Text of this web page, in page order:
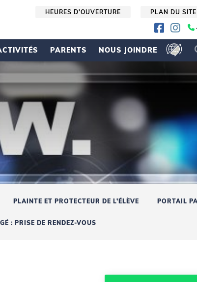
PLAN DU SITE
HEURES D'OUVERTURE
PARENTS NOUS JOINDRE
PLAINTE ET PROTECTEUR DE L’ÉLÈVE PORTAIL
: PRISE DE RENDEZ-VOUS